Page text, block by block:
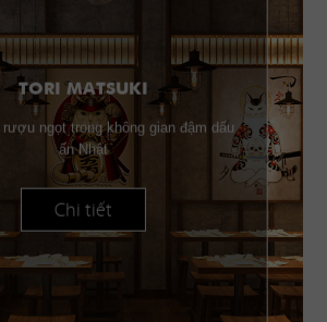
TORI MATSUKI
ngọt trong không gian đậm dấu
ấn Nhật
Chi tiết